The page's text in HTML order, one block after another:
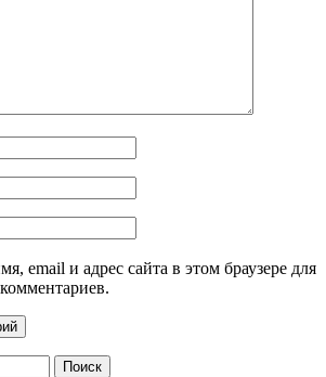
email и адрес сайта в этом браузере для